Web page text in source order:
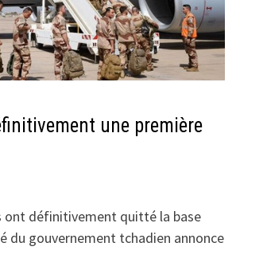
une première
ont définitivement quitté la base
du gouvernement tchadien annonce